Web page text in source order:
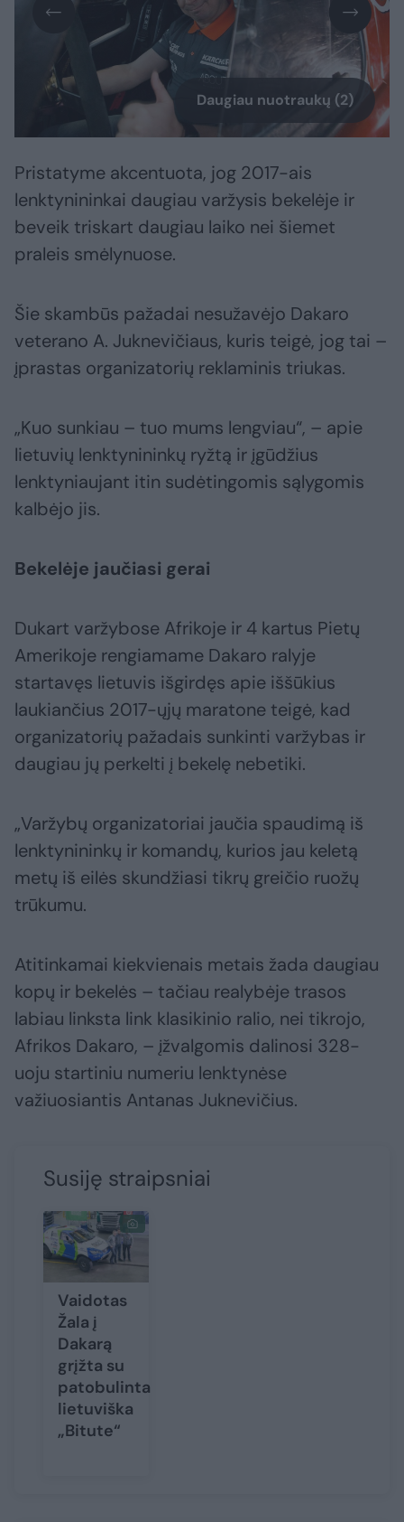
Daugiau nuotraukų (2)
Pristatyme akcentuota, jog 2017-ais
lenktynininkai daugiau varžysis bekelėje ir
beveik triskart daugiau laiko nei šiemet
praleis smėlynuose.
Šie skambūs pažadai nesužavėjo Dakaro
veterano A. Juknevičiaus, kuris teigė, jog tai –
įprastas organizatorių reklaminis triukas.
„Kuo sunkiau – tuo mums lengviau“, – apie
lietuvių lenktynininkų ryžtą ir įgūdžius
lenktyniaujant itin sudėtingomis sąlygomis
kalbėjo jis.
Bekelėje jaučiasi gerai
Dukart varžybose Afrikoje ir 4 kartus Pietų
Amerikoje rengiamame Dakaro ralyje
startavęs lietuvis išgirdęs apie iššūkius
laukiančius 2017-ųjų maratone teigė, kad
organizatorių pažadais sunkinti varžybas ir
daugiau jų perkelti į bekelę nebetiki.
„Varžybų organizatoriai jaučia spaudimą iš
lenktynininkų ir komandų, kurios jau keletą
metų iš eilės skundžiasi tikrų greičio ruožų
trūkumu.
Atitinkamai kiekvienais metais žada daugiau
kopų ir bekelės – tačiau realybėje trasos
labiau linksta link klasikinio ralio, nei tikrojo,
Afrikos Dakaro, – įžvalgomis dalinosi 328-
uoju startiniu numeriu lenktynėse
važiuosiantis Antanas Juknevičius.
Susiję straipsniai
Vaidotas
Žala į
Dakarą
grįžta su
patobulinta
lietuviška
„Bitute“